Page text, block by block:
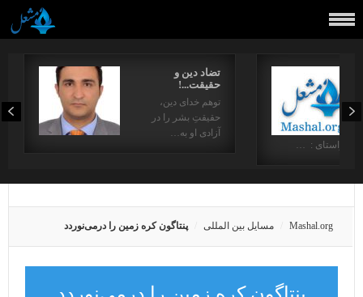
تضاد دین و
حقیقت...!
توهم خدای دین،
حقیقتِ بشر را در
آزادی او به…
در راستای : …
Mashal.org مسایل بین المللی پنتاگون کره زمین را درمی‌نوردد